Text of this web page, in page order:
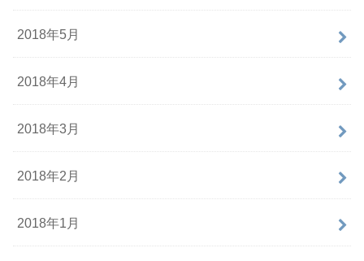
2018年5月
2018年4月
2018年3月
2018年2月
2018年1月